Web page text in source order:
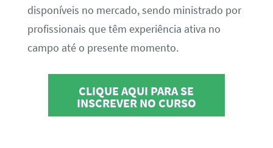
disponíveis no mercado, sendo ministrado por
profissionais que têm experiência ativa no
campo até o presente momento.
CLIQUE AQUI PARA SE
INSCREVER NO CURSO